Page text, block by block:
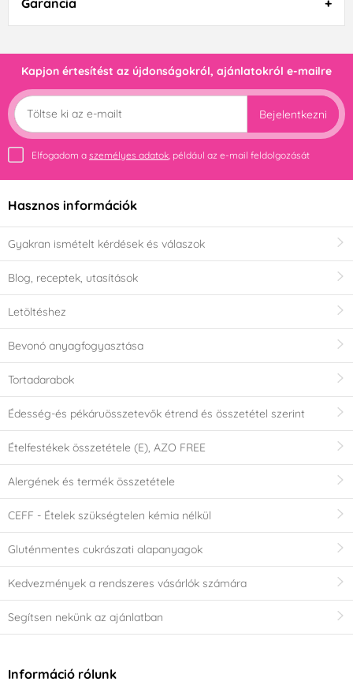
Garancia
Kapjon értesítést az újdonságokról, ajánlatokról e-mailre
Bejelentkezni
Elfogadom a személyes adatok, például az e-mail feldolgozását
Hasznos információk
Gyakran ismételt kérdések és válaszok
Blog, receptek, utasítások
Letöltéshez
Bevonó anyagfogyasztása
Tortadarabok
Édesség-és pékáruösszetevők étrend és összetétel szerint
Ételfestékek összetétele (E), AZO FREE
Alergének és termék összetétele
CEFF - Ételek szükségtelen kémia nélkül
Gluténmentes cukrászati alapanyagok
Kedvezmények a rendszeres vásárlók számára
Segítsen nekünk az ajánlatban
Információ rólunk